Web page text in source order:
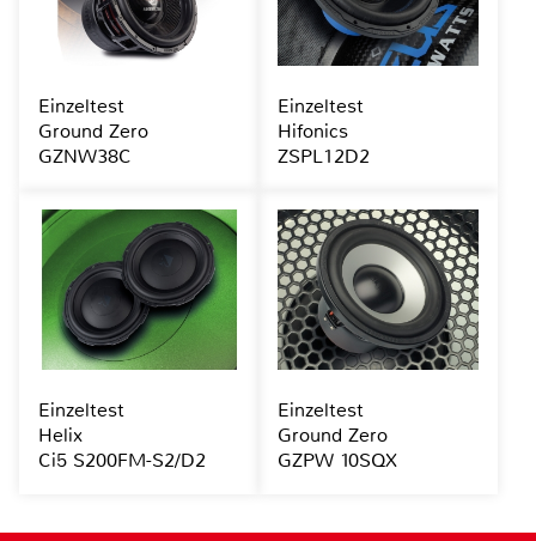
Einzeltest
Ground Zero
GZNW38C
Einzeltest
Hifonics
ZSPL12D2
Einzeltest
Helix
Ci5 S200FM-S2/D2
Einzeltest
Ground Zero
GZPW 10SQX